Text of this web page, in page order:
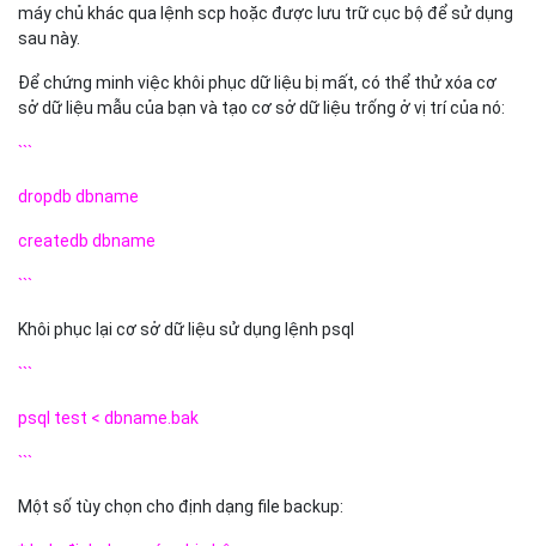
máy chủ khác qua lệnh scp hoặc được lưu trữ cục bộ để sử dụng
sau này.
Để chứng minh việc khôi phục dữ liệu bị mất, có thể thử xóa cơ
sở dữ liệu mẫu của bạn và tạo cơ sở dữ liệu trống ở vị trí của nó:
```
dropdb dbname
createdb dbname
```
Khôi phục lại cơ sở dữ liệu sử dụng lệnh psql
```
psql test < dbname.bak
```
Một số tùy chọn cho định dạng file backup: